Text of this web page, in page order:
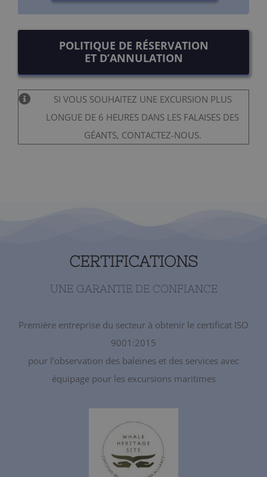
POLITIQUE DE RÉSERVATION
ET D’ANNULATION
SI VOUS SOUHAITEZ UNE EXCURSION PLUS
LONGUE DE 6 HEURES DANS LES FALAISES DES
GÉANTS, CONTACTEZ-NOUS.
CERTIFICATIONS
UNE GARANTIE DE CONFIANCE
Première entreprise du secteur à obtenir le certificat ISO
9001:2015
pour l’observation des baleines et des services avec
équipage pour les excursions maritimes